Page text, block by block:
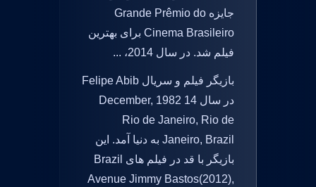
جایزه Grande Prêmio do
Cinema Brasileiro برای بهترین
فیلم شد. در سال 2014، ...
بازیگر فیلم و سریال Felipe Abib
در سال 14 December, 1982
Rio de Janeiro, Rio de
Janeiro, Brazil به دنیا آمد. این
بازیگر با قد در فیلم های Brazil
Avenue Jimmy Bastos(2012),